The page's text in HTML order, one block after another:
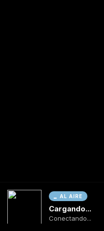
AL AIRE
Cargando...
Conectando...